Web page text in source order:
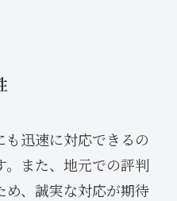
迅速に対応できるの
。また、地元での評判
め、誠実な対応が期待